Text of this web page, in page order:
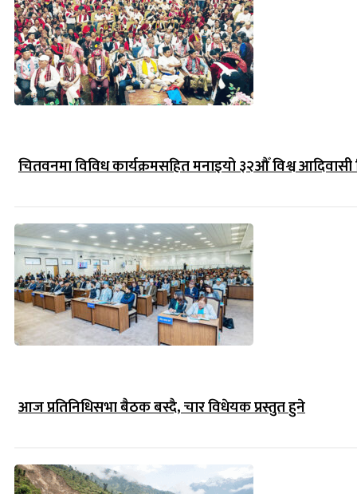
चितवनमा विविध कार्यक्रमसहित मनाइयो ३२औँ विश्व
आज प्रतिनिधिसभा बैठक बस्दै, चार विधेयक प्रस्तुत हुने